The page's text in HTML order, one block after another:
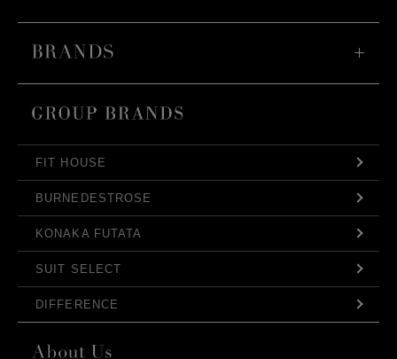
FIT HOUSE
BURNEDESTROSE
KONAKA FUTATA
SUIT SELECT
DIFFERENCE